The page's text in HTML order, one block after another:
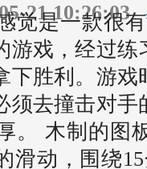
21 10:26:03
觉是一款很
游戏，经过
下胜利。游
须去撞击对
。 木制的图
滑动，围绕